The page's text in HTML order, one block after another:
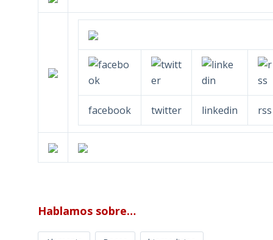
facebook twitter linkedin rss
Hablamos sobre…